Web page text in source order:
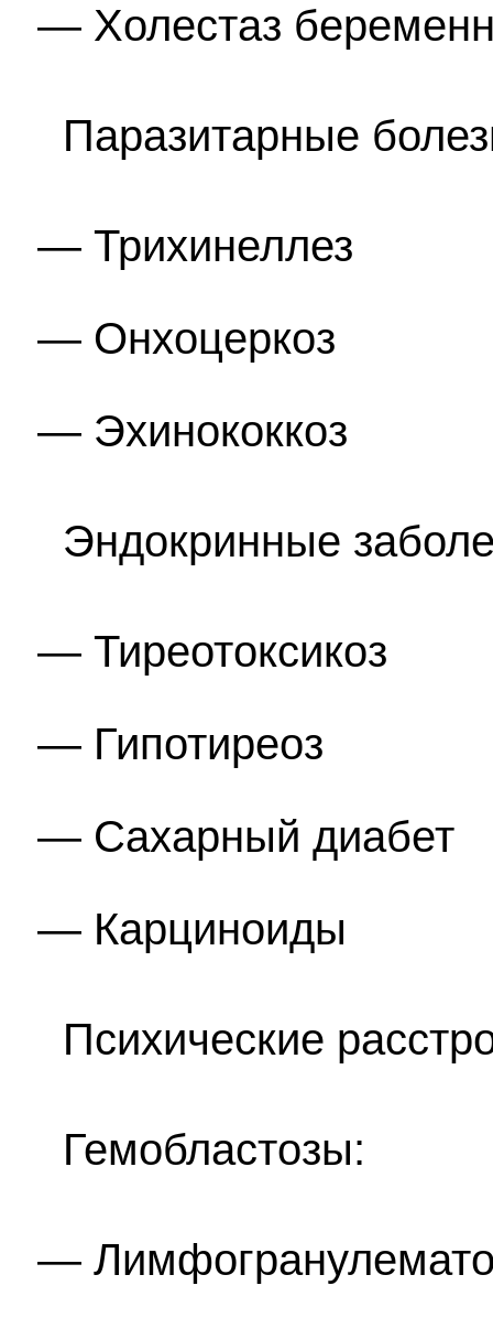
Холестаз
Паразитарные
Трихинеллез
Онхоцеркоз
Эхинококкоз
Эндокринные
Тиреотоксикоз
Гипотиреоз
Сахарный диабет
Карциноиды
Психические
Гемобластозы: